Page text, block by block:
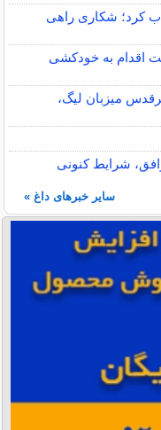
را جذب کرد؛ شکاری راهی
اقدام به خودکشی
میزبان لیگ،
شرایط کنونی
سایر خبرهای داغ »